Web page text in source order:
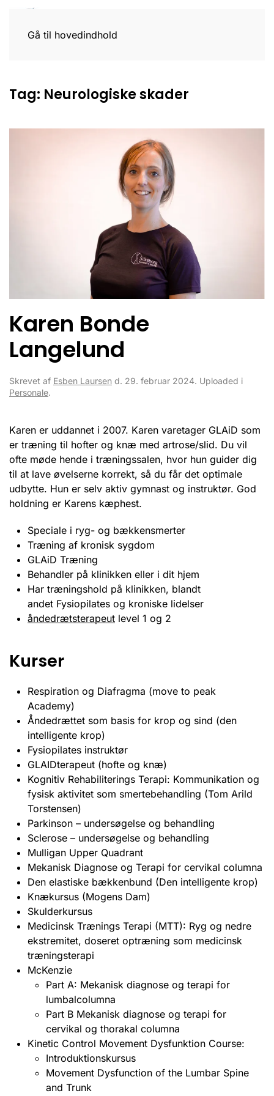
Gå til hovedindhold
Tag: Neurologiske skader
Karen Bonde
Langelund
Skrevet af Esben Laursen d. 29. februar 2024. Uploaded i
Personale.
Karen er uddannet i 2007. Karen varetager GLAiD som
er træning til hofter og knæ med artrose/slid. Du vil
ofte møde hende i træningssalen, hvor hun guider dig
til at lave øvelserne korrekt, så du får det optimale
udbytte. Hun er selv aktiv gymnast og instruktør. God
holdning er Karens kæphest.
Speciale i ryg- og bækkensmerter
Træning af kronisk sygdom
GLAiD Træning
Behandler på klinikken eller i dit hjem
Har træningshold på klinikken, blandt
andet Fysiopilates og kroniske lidelser
åndedrætsterapeut level 1 og 2
Kurser
Respiration og Diafragma (move to peak
Academy)
Åndedrættet som basis for krop og sind (den
intelligente krop)
Fysiopilates instruktør
GLAIDterapeut (hofte og knæ)
Kognitiv Rehabiliterings Terapi: Kommunikation og
fysisk aktivitet som smertebehandling (Tom Arild
Torstensen)
Parkinson – undersøgelse og behandling
Sclerose – undersøgelse og behandling
Mulligan Upper Quadrant
Mekanisk Diagnose og Terapi for cervikal columna
Den elastiske bækkenbund (Den intelligente krop)
Knækursus (Mogens Dam)
Skulderkursus
Medicinsk Trænings Terapi (MTT): Ryg og nedre
ekstremitet, doseret optræning som medicinsk
træningsterapi
McKenzie
Part A: Mekanisk diagnose og terapi for
lumbalcolumna
Part B Mekanisk diagnose og terapi for
cervikal og thorakal columna
Kinetic Control Movement Dysfunktion Course:
Introduktionskursus
Movement Dysfunction of the Lumbar Spine
and Trunk